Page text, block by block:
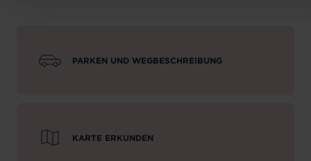
PARKEN UND WEGBESCHREIBUNG
KARTE ERKUNDEN